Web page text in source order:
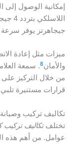
إمكانية الوصول إلى
جيجاهرتز يوفر
ميزات مثل إعادة
والأمان8. سمعة
من خلال التركيز
قرارات مستنيرة تلبي
تكاليف تركيب
تختلفتكاليف تركيب
عوامل. من أهم هذه